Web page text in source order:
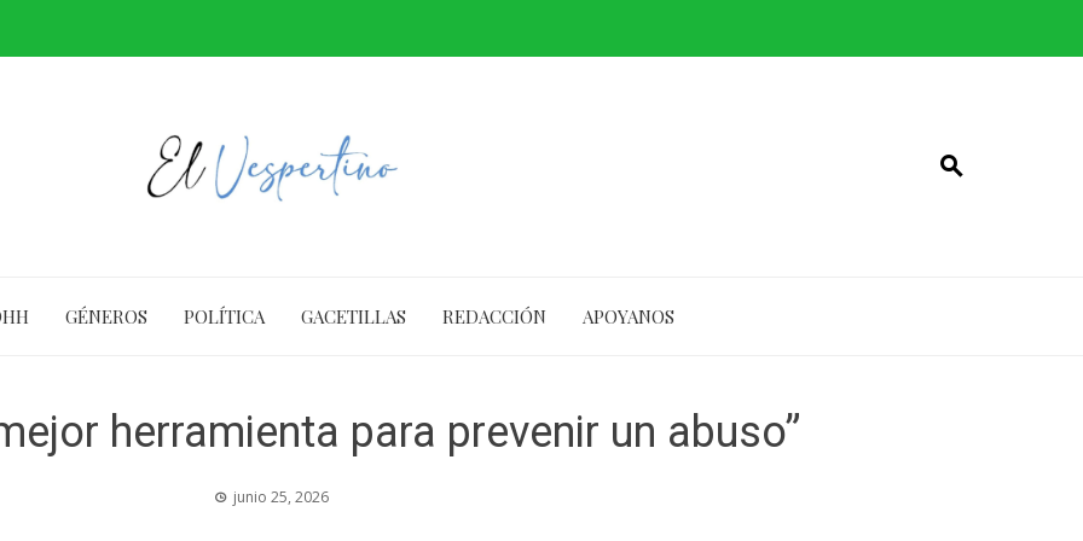
GÉNEROS POLÍTICA GACETILLAS REDACCIÓN APOYANOS
herramienta para prevenir un abuso”
junio 25, 2026